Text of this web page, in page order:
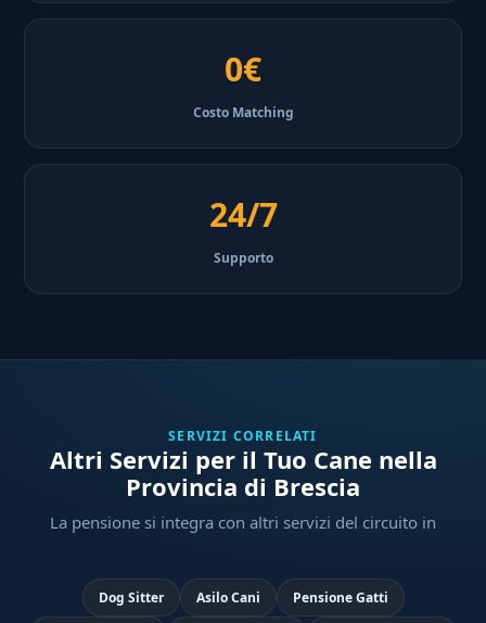
0€
Costo Matching
24/7
Supporto
SERVIZI CORRELATI
Altri Servizi per il Tuo Cane nella
Provincia di Brescia
La pensione si integra con altri servizi del circuito in
Dog Sitter Asilo Cani Pensione Gatti